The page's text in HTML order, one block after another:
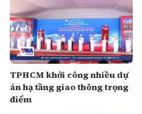
TPHCM khởi công nhiều dự
án hạ tầng giao thông trọng
điểm